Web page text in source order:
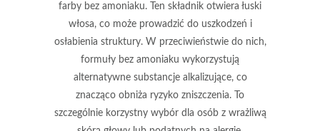
farby bez amoniaku. Ten składnik otwiera łuski
włosa, co może prowadzić do uszkodzeń i
osłabienia struktury. W przeciwieństwie do nich,
formuły bez amoniaku wykorzystują
alternatywne substancje alkalizujące, co
znacząco obniża ryzyko zniszczenia. To
szczególnie korzystny wybór dla osób z wrażliwą